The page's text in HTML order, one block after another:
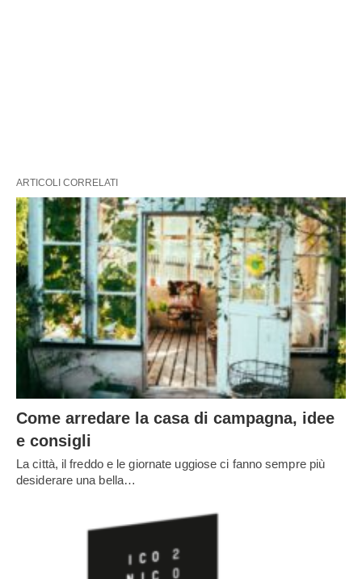
ARTICOLI CORRELATI
Come arredare la casa di campagna, idee
e consigli
La città, il freddo e le giornate uggiose ci fanno sempre più
desiderare una bella…